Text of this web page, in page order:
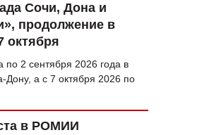
КУЛЬТ ЕДЫ
АФИША
ЖУРНАЛ
Сочи, Дона и
продолжение в
октября
по 2 сентября 2026 года в
Дону, а с 7 октября 2026 по
в РОМИИ